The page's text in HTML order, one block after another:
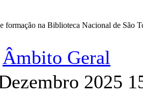
formação na Biblioteca Nacional de São
Âmbito Geral
2025